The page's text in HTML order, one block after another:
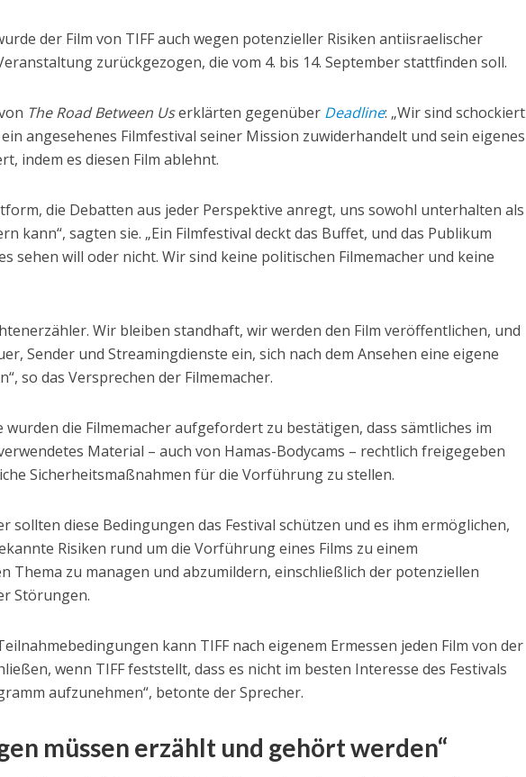
der Film von TIFF auch wegen potenzieller Risiken antiisraelischer
zurückgezogen, die vom 4. bis 14. September stattfinden soll.
The Road Between Userklärten gegenüber Deadline: „Wir sind schockiert
angesehenes Filmfestival seiner Mission zuwiderhandelt und sein eigenes
indem es diesen Film ablehnt.
die Debatten aus jeder Perspektive anregt, uns sowohl unterhalten als
kann“, sagten sie. „Ein Filmfestival deckt das Buffet, und das Publikum
sehen will oder nicht. Wir sind keine politischen Filmemacher und keine
Wir bleiben standhaft, wir werden den Film veröffentlichen, und
Sender und Streamingdienste ein, sich nach dem Ansehen eine eigene
so das Versprechen der Filmemacher.
die Filmemacher aufgefordert zu bestätigen, dass sämtliches im
Material – auch von Hamas-Bodycams – rechtlich freigegeben
Sicherheitsmaßnahmen für die Vorführung zu stellen.
sollten diese Bedingungen das Festival schützen und es ihm ermöglichen,
Risiken rund um die Vorführung eines Films zu einem
Thema zu managen und abzumildern, einschließlich der potenziellen
Störungen.
kann TIFF nach eigenem Ermessen jeden Film von der
wenn TIFF feststellt, dass es nicht im besten Interesse des Festivals
aufzunehmen“, betonte der Sprecher.
müssen erzählt und gehört werden“